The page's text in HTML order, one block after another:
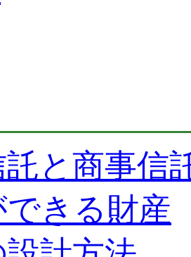
託と商事信
きる財産